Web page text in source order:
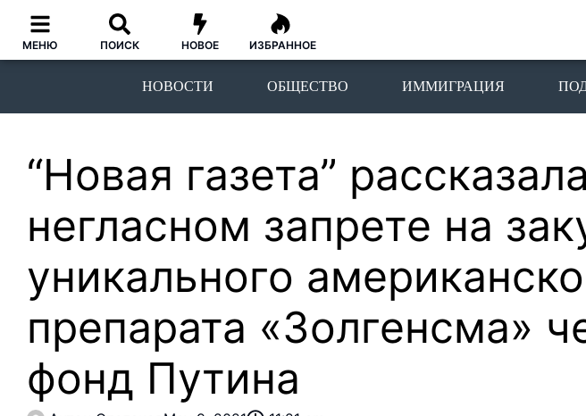
МЕНЮ ПОИСК НОВОЕ ИЗБРАННОЕ
НОВОСТИ ОБЩЕСТВО ИММИГРАЦИЯ
“Новая газета”
негласном запрете на
уникального
препарата «Золгенсма»
фонд Путина